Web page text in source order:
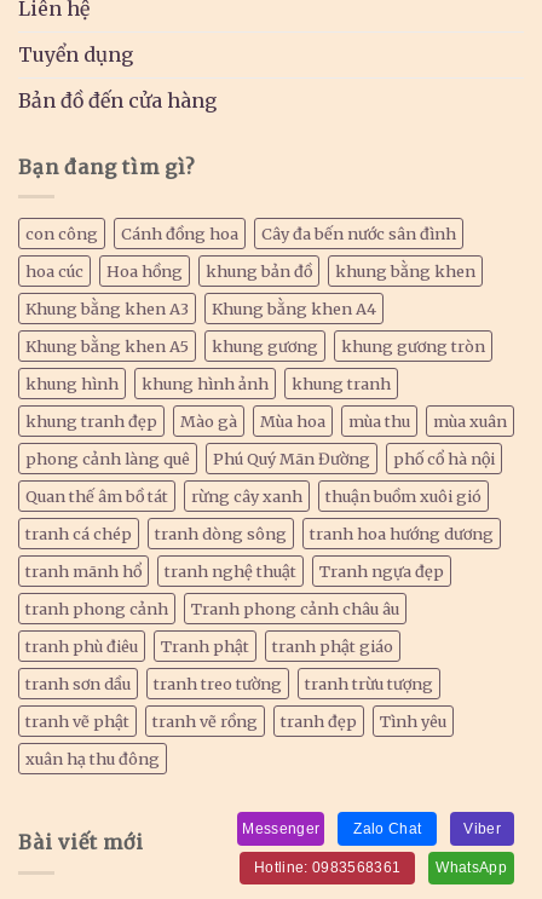
Liên hệ
Tuyển dụng
Bản đồ đến cửa hàng
Bạn đang tìm gì?
con công Cánh đồng hoa
Cây đa bến nước sân đình
hoa cúc
Hoa hồng khung bản đồ
khung bằng khen
Khung bằng khen A3
Khung bằng khen A4
Khung bằng khen A5
khung gương
khung gương tròn
khung hình
khung hình ảnh
khung tranh
khung tranh đẹp
Mào gà Mùa hoa mùa thu
mùa xuân
phong cảnh làng quê
Phú Quý Mãn Đường
phố cổ hà nội
Quan thế âm bồ tát
rừng cây xanh
thuận buồm xuôi gió
tranh cá chép
tranh dòng sông
tranh hoa hướng dương
tranh mãnh hổ
tranh nghệ thuật
Tranh ngựa đẹp
tranh phong cảnh
Tranh phong cảnh châu âu
tranh phù điêu
Tranh phật
tranh phật giáo
tranh sơn dầu
tranh treo tường
tranh trừu tượng
tranh vẽ phật
tranh vẽ rồng tranh đẹp
Tình yêu
xuân hạ thu đông
Bài viết mới
Viber
Zalo Chat
Messenger
WhatsApp
Hotline: 0983568361